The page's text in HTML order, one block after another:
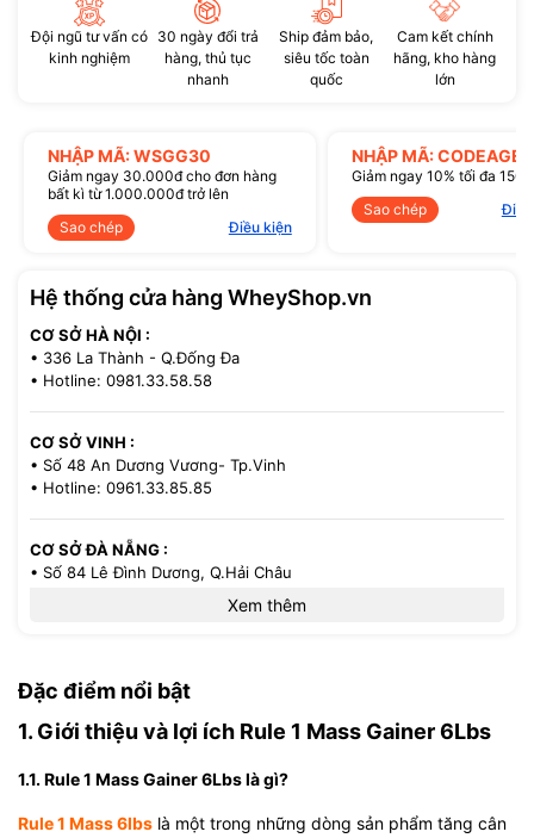
Đội ngũ tư vấn có
kinh nghiệm
30 ngày đổi trả
hàng, thủ tục
nhanh
Ship đảm bảo,
siêu tốc toàn
quốc
Cam kết chính
hãng, kho hàng
lớn
NHẬP MÃ: WSGG30
Giảm ngay 30.000đ cho đơn hàng
bất kì từ 1.000.000đ trở lên
Sao chép
Điều kiện
NHẬP MÃ:
Giảm ngay 10% tối đa
Sao chép
Hệ thống cửa hàng WheyShop.vn
CƠ SỞ HÀ NỘI :
• 336 La Thành - Q.Đống Đa
• Hotline: 0981.33.58.58
CƠ SỞ VINH :
• Số 48 An Dương Vương- Tp.Vinh
• Hotline: 0961.33.85.85
CƠ SỞ ĐÀ NẴNG :
• Số 84 Lê Đình Dương, Q.Hải Châu
• 521/36 Cách Mạng Tháng 8 - P.13 - Q.10
• Hotline: 0971.33.85.85
Xem thêm
Đặc điểm nổi bật
1. Giới thiệu và lợi ích Rule 1 Mass Gainer 6Lbs
1.1. Rule 1 Mass Gainer 6Lbs là gì?
Rule 1 Mass 6lbs là một trong những dòng sản phẩm tăng cân